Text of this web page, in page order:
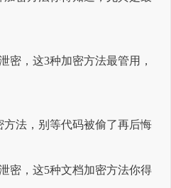
密，这3种加密方法最管用，
法，别等代码被偷了再后悔
密，这5种文档加密方法你得